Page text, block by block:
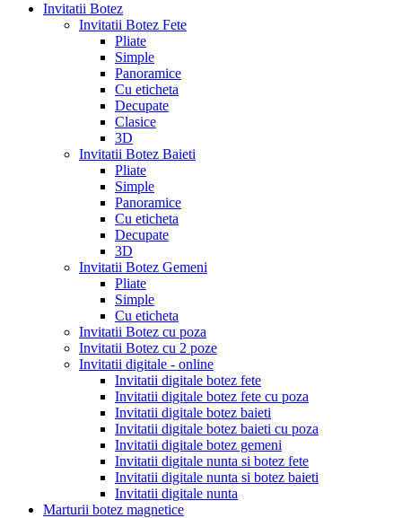
Invitatii Botez
Invitatii Botez Fete
Pliate
Simple
Panoramice
Cu eticheta
Decupate
Clasice
3D
Invitatii Botez Baieti
Pliate
Simple
Panoramice
Cu eticheta
Decupate
3D
Invitatii Botez Gemeni
Pliate
Simple
Cu eticheta
Invitatii Botez cu poza
Invitatii Botez cu 2 poze
Invitatii digitale - online
Invitatii digitale botez fete
Invitatii digitale botez fete cu poza
Invitatii digitale botez baieti
Invitatii digitale botez baieti cu poza
Invitatii digitale botez gemeni
Invitatii digitale nunta si botez fete
Invitatii digitale nunta si botez baieti
Invitatii digitale nunta
Marturii botez magnetice